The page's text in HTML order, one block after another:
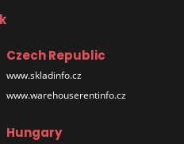
Czech Republic
www.skladinfo.cz
www.warehouserentinfo.cz
Hungary